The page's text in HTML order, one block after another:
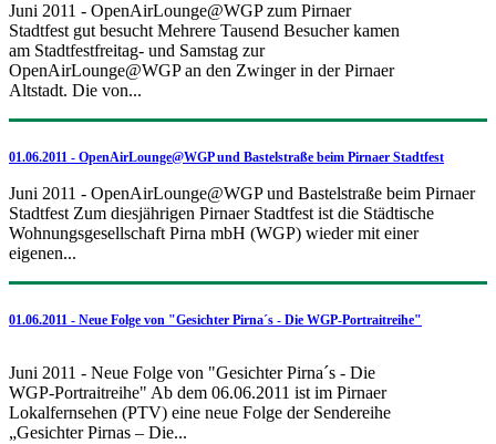
Juni 2011 - OpenAirLounge@WGP zum Pirnaer
Stadtfest gut besucht Mehrere Tausend Besucher kamen
am Stadtfestfreitag- und Samstag zur
OpenAirLounge@WGP an den Zwinger in der Pirnaer
Altstadt. Die von...
01.06.2011 - OpenAirLounge@WGP und Bastelstraße beim Pirnaer Stadtfest
Juni 2011 - OpenAirLounge@WGP und Bastelstraße beim Pirnaer
Stadtfest Zum diesjährigen Pirnaer Stadtfest ist die Städtische
Wohnungsgesellschaft Pirna mbH (WGP) wieder mit einer
eigenen...
01.06.2011 - Neue Folge von "Gesichter Pirna´s - Die WGP-Portraitreihe"
Juni 2011 - Neue Folge von "Gesichter Pirna´s - Die
WGP-Portraitreihe" Ab dem 06.06.2011 ist im Pirnaer
Lokalfernsehen (PTV) eine neue Folge der Sendereihe
„Gesichter Pirnas – Die...